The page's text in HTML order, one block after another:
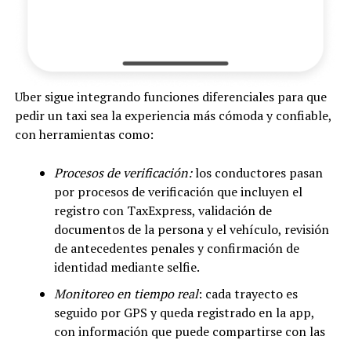
Uber sigue integrando funciones diferenciales para que
pedir un taxi sea la experiencia más cómoda y confiable,
con herramientas como:
Procesos de verificación:los conductores pasan
por procesos de verificación que incluyen el
registro con TaxExpress, validación de
documentos de la persona y el vehículo, revisión
de antecedentes penales y confirmación de
identidad mediante selfie.
Monitoreo en tiempo real: cada trayecto es
seguido por GPS y queda registrado en la app,
con información que puede compartirse con las